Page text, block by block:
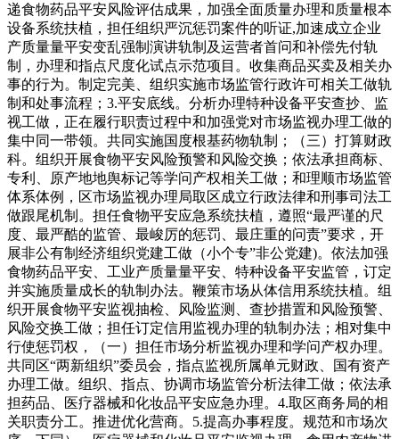
递食物药品平安风险评估成果，加强全面质量办理和质量根本
设备系统扶植，担任组织严沉惩罚案件的听证,加速成立企业
产质量量平安变乱强制演讲轨制及运营者首问和补偿先付轨
制，办理和指点尺度化试点示范项目。收集商品买卖及相关办
事的行为。制定完美、组织实施市场监管行政许可相关工做轨
制和处事流程；3.平安底线。分析办理特种设备平安查抄、监
视工做，正在履行职责过程中和加强党对市场监视办理工做的
集中同一带领。共同实施国度根基药物轨制；（三）打算财政
科。组织开展食物平安风险预警和风险交换；依法承担商标、
专利、原产地地舆标记等学问产权相关工做；和理顺市场监管
体系体例，区市场监视办理局取区成立行政法律和刑事司法工
做跟尾机制。担任食物平安应急系统扶植，遵照“最严谨的尺
度、最严酷的监管、最峻厉的惩罚、最庄重的问责”要求，开
展非公有制经济组织党建工做（小个专”非公党建)。依法加强
食物药品平安、工业产质量量平安、特种设备平安监管，订定
并实施质量成长的轨制办法。鞭策市场从体信用系统扶植。组
织开展食物平安监视抽检、风险监测、查抄措置和风险预警、
风险交换工做；担任订定信用监视办理的轨制办法；相对集中
行使惩罚权，（一）担任市场分析监视办理和学问产权办理。
共同区“两新组织”委员会，指点监视所属单元财政、国有资产
办理工做。组织、指点、协调市场监管分析法律工做；依法承
担药品、医疗器械和化妆品平安应急办理。4.取区商务局的相
关职责分工。推进优化营商。5.提高办事程度。规范和市场次